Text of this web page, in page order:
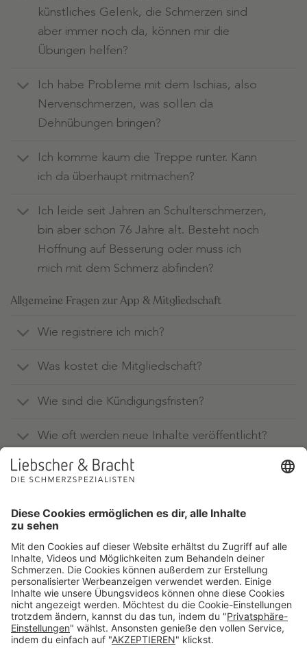
künstliches Gelenk, die Schmerzen sind
aber immer noch da, können mir die
Übungen helfen?
Ich habe Probleme mit dem Ischias, also
Nervenschmerzen, was sollen da
Dehnübungen bringen?
Ich komme kaum die Treppe runter. Kann
ich da überhaupt mitmachen?
Ich leide seit Jahren an Schulterschmerzen,
bin aber schon 76 Jahre alt. Besteht noch
Hoffnung auf Besserung oder muss ich
mich mit dem Schmerz abfinden?
Allgemeine Fragen zur App & Mitgliedschaft
Wie registriere ich mich?
Was kostet die Mitgliedschaft?
Wie sind die Kündigungsfristen?
Wie oft werden neue Inhalte veröffentlicht?
Warum lohnt sich die Liebscher & Bracht
Quellen:
¹ Schmidt CO, Raspe H, Pfingsten M, et al. Back pain in the German
adult population: prevalence, severity, and sociodemographic
correlates in a multiregional survey. Spine 2007;32(18):2005-11.
² Robert Koch-Institut (RKI). Gesundheitsberichterstattung des Bundes,
Heft 54 Arthrose. Berlin: RKI; 2013.
³ Hemschemeier M, Bittkowski M, Stollorz V. Knieprothesen – starker
Anstieg und große regionale Unterschiede. Science Media Center und
Bertelsmann Stiftung 2018. https://www.bertelsmann-
stiftung.de/fileadmin/files/BSt/Publikationen/GrauePublikationen/
⁴Deutsche Gesellschaft für Neurologie (DGN). Sk2-Leitlinie Lumbale
Radikulopathie. Version vom 11. 01.2018.